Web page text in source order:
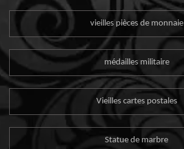
vieilles pièces de monnaie
médailles militaire
Vieilles cartes postales
Statue de marbre